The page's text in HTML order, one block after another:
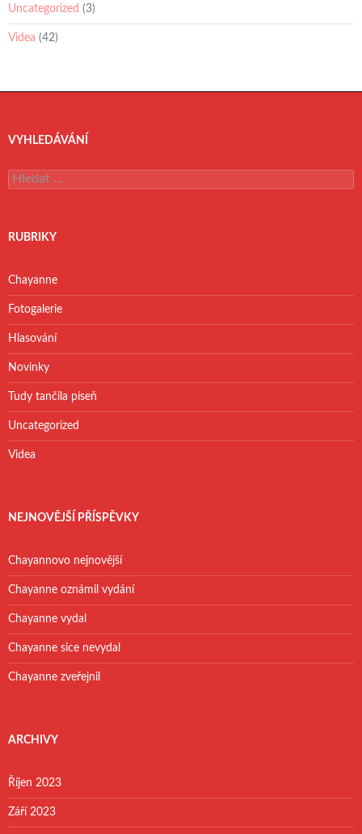
Uncategorized (3)
Videa (42)
VYHLEDÁVÁNÍ
V
y
e
v
á
n
í
RUBRIKY
Chayanne
Fotogalerie
Hlasování
Novinky
Tudy tančila píseň
Uncategorized
Videa
NEJNOVĚJŠÍ PŘÍSPĚVKY
Chayannovo nejnovější
Chayanne oznámil vydání
Chayanne vydal
Chayanne sice nevydal
Chayanne zveřejnil
ARCHIVY
Říjen 2023
Září 2023